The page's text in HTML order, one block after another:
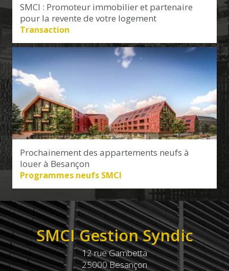
SMCI : Promoteur immobilier et partenaire
pour la revente de votre logement
Transaction
Prochainement des appartements neufs à
louer à Besançon
Programmes neufs SMCI
SMCI Gestion Syndic
12 rue Gambetta
25000 Besançon